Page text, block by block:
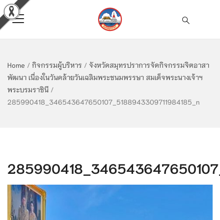
Home / กิจกรรมผู้บริหาร / จังหวัดสมุทรปราการจัดกิจกรรมจิตอาสา
พัฒนา เนื่องในวันคล้ายวันเฉลิมพระชนมพรรษา สมเด็จพระนางเจ้าฯ
พระบรมราชินี /
285990418_346543647650107_5188943309711984185_n